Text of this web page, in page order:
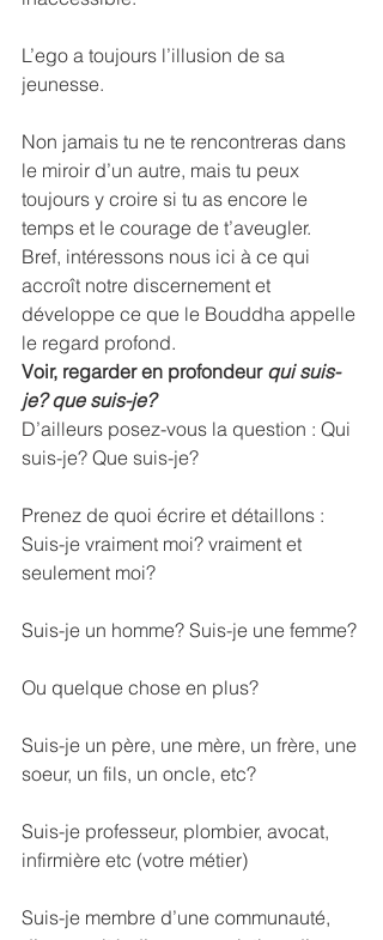
L’ego a toujours l’illusion de sa
jeunesse.
Non jamais tu ne te rencontreras dans
le miroir d’un autre, mais tu peux
toujours y croire si tu as encore le
temps et le courage de t’aveugler.
Bref, intéressons nous ici à ce qui
accroît notre discernement et
développe ce que le Bouddha appelle
le regard profond.
Voir, regarder en profondeur qui suis-
je? que suis-je?
D’ailleurs posez-vous la question : Qui
suis-je? Que suis-je?
Prenez de quoi écrire et détaillons :
Suis-je vraiment moi? vraiment et
seulement moi?
Suis-je un homme? Suis-je une femme?
Ou quelque chose en plus?
Suis-je un père, une mère, un frère, une
soeur, un fils, un oncle, etc?
Suis-je professeur, plombier, avocat,
infirmière etc (votre métier)
Suis-je membre d’une communauté,